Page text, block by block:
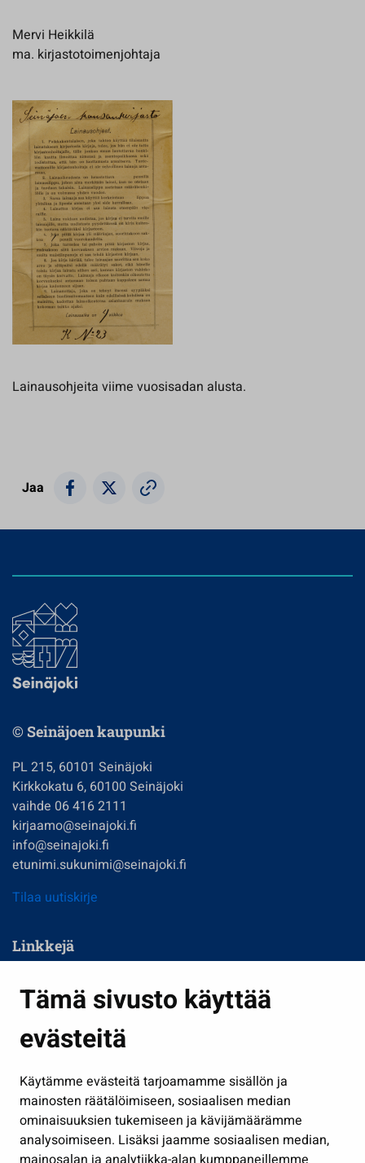
Tämä sivusto käyttää
evästeitä
Käytämme evästeitä tarjoamamme sisällön ja
mainosten räätälöimiseen, sosiaalisen median
ominaisuuksien tukemiseen ja kävijämäärämme
analysoimiseen. Lisäksi jaamme sosiaalisen median,
Mervi Heikkilä
ma. kirjastotoimenjohtaja
Lainausohjeita viime vuosisadan alusta.
Jaa
© Seinäjoen kaupunki
PL 215, 60101 Seinäjoki
Kirkkokatu 6, 60100 Seinäjoki
vaihde 06 416 2111
kirjaamo@seinajoki.fi
info@seinajoki.fi
etunimi.sukunimi@seinajoki.fi
Tilaa uutiskirje
Linkkejä
Kasvatus ja opetus
Kulttuuri ja liikunta
Työ ja yrittäminen
Osallistu ja asioi
Näytä omat evästeasetukseni